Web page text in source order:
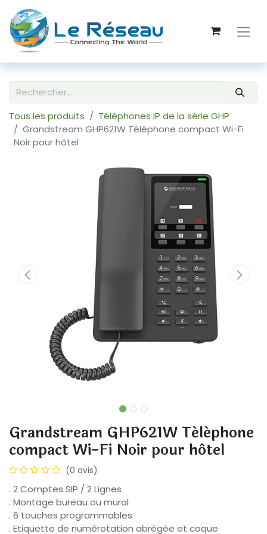
Tous les produits
Téléphones IP de la série GHP
Grandstream GHP621W Téléphone compact Wi-Fi
Noir pour hôtel
Grandstream GHP621W Téléphone
compact Wi-Fi Noir pour hôtel
(0 avis)
. 2 Comptes SIP / 2 Lignes
. Montage bureau ou mural
. 6 touches programmables
. Etiquette de numérotation abrégée et coque